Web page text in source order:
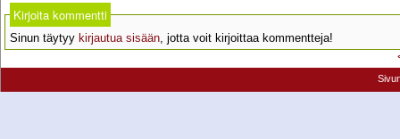
Kirjoita kommentti
Sinun täytyy kirjautua sisään , jotta voit kirjoittaa kommentteja!